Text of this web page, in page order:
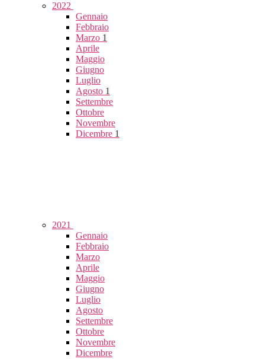
2022
Gennaio
Febbraio
Marzo 1
Aprile
Maggio
Giugno
Luglio
Agosto 1
Settembre
Ottobre
Novembre
Dicembre 1
2021
Gennaio
Febbraio
Marzo
Aprile
Maggio
Giugno
Luglio
Agosto
Settembre
Ottobre
Novembre
Dicembre